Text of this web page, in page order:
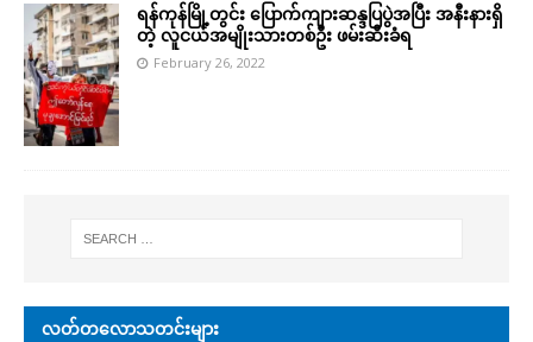
ရန်ကုန်မြို့တွင်း ပြောက်ကျားဆန္ဒပြပွဲအပြီး အနီးနားရှိ
တဲ့ လူငယ်အမျိုးသားတစ်ဦး ဖမ်းဆီးခံရ
February 26, 2022
လတ်တလောသတင်းများ